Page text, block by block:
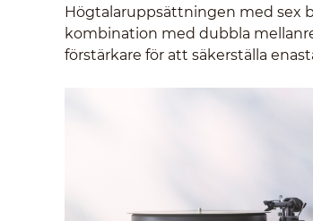
Högtalaruppsättningen med sex
kombination med dubbla
förstärkare för att säkerställa